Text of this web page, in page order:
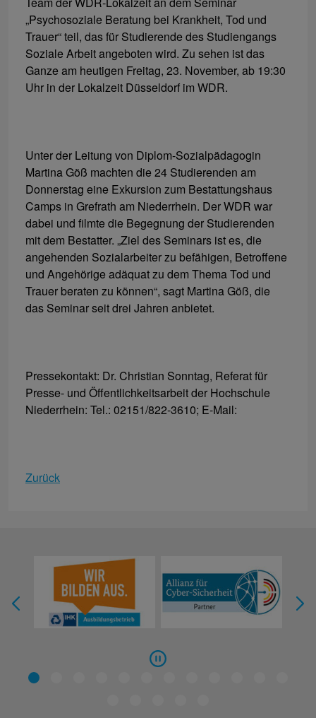
„Psychosoziale Beratung bei Krankheit, Tod und
Trauer“ teil, das für Studierende des Studiengangs
Soziale Arbeit angeboten wird. Zu sehen ist das
Ganze am heutigen Freitag, 23. November, ab 19:30
Uhr in der Lokalzeit Düsseldorf im WDR.
Unter der Leitung von Diplom-Sozialpädagogin
Martina Göß machten die 24 Studierenden am
Donnerstag eine Exkursion zum Bestattungshaus
Camps in Grefrath am Niederrhein. Der WDR war
dabei und filmte die Begegnung der Studierenden
mit dem Bestatter. „Ziel des Seminars ist es, die
angehenden Sozialarbeiter zu befähigen, Betroffene
und Angehörige adäquat zu dem Thema Tod und
Trauer beraten zu können“, sagt Martina Göß, die
das Seminar seit drei Jahren anbietet.
Pressekontakt: Dr. Christian Sonntag, Referat für
Presse- und Öffentlichkeitsarbeit der Hochschule
Niederrhein: Tel.: 02151/822-3610; E-Mail:
Zurück